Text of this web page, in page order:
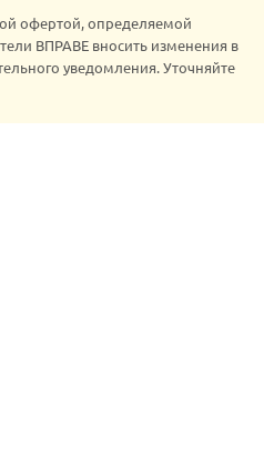
офертой, определяемой
ВПРАВЕ вносить изменения в
уведомления. Уточняйте